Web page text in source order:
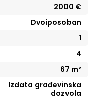
2000 €
Dvoiposoban
1
4
67 m²
Izdata građevinska
dozvola